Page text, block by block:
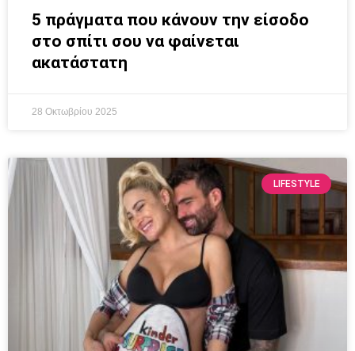
5 πράγματα που κάνουν την είσοδο
στο σπίτι σου να φαίνεται
ακατάστατη
28 Οκτωβρίου 2025
LIFESTYLE